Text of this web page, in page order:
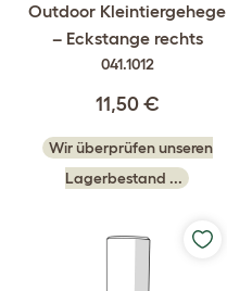
Outdoor Kleintiergehege
– Eckstange rechts
041.1012
11,50 €
Wir überprüfen unseren
Lagerbestand ...